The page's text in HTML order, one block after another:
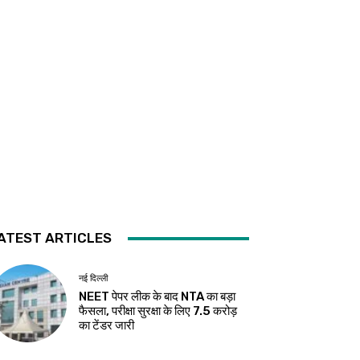
ARTICLES
नई दिल्ली
NEET पेपर लीक के बाद NTA का बड़ा
फैसला, परीक्षा सुरक्षा के लिए ₹7.5 करोड़
का टेंडर जारी